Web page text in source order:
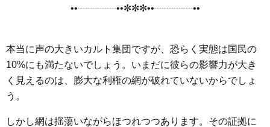
k
n
e
••┈┈┈┈••✼✼✼••┈┈┈┈••
本当に声の大きいカルト集団ですが、恐らく実態は国民の
10%にも満たないでしょう。いまだに彼らの影響力が大き
く見えるのは、膨大な利権の網が破れていないからでしょ
う。
しかし網は揺蕩いながらほつれつつあります。その証拠に